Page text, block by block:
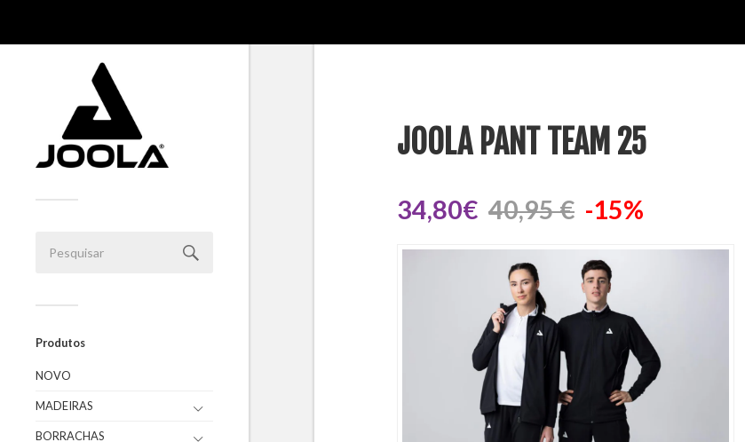
Produtos
NOVO
MADEIRAS
BORRACHAS
JOOLA PANT TEAM 25
34,80€ 40,95 € -15%